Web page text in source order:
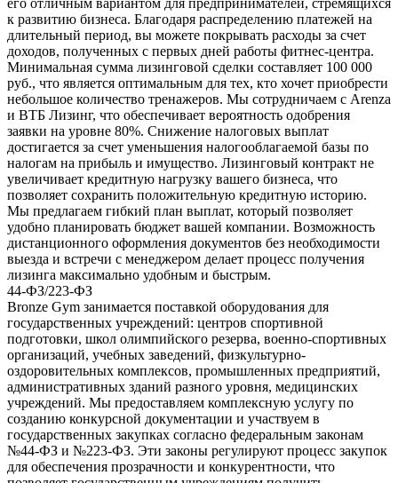
его отличным вариантом для предпринимателей, стремящихся
к развитию бизнеса. Благодаря распределению платежей на
длительный период, вы можете покрывать расходы за счет
доходов, полученных с первых дней работы фитнес-центра.
Минимальная сумма лизинговой сделки составляет 100 000
руб., что является оптимальным для тех, кто хочет приобрести
небольшое количество тренажеров. Мы сотрудничаем с Arenza
и ВТБ Лизинг, что обеспечивает вероятность одобрения
заявки на уровне 80%. Снижение налоговых выплат
достигается за счет уменьшения налогооблагаемой базы по
налогам на прибыль и имущество. Лизинговый контракт не
увеличивает кредитную нагрузку вашего бизнеса, что
позволяет сохранить положительную кредитную историю.
Мы предлагаем гибкий план выплат, который позволяет
удобно планировать бюджет вашей компании. Возможность
дистанционного оформления документов без необходимости
выезда и встречи с менеджером делает процесс получения
лизинга максимально удобным и быстрым.
44-ФЗ/223-ФЗ
Bronze Gym занимается поставкой оборудования для
государственных учреждений: центров спортивной
подготовки, школ олимпийского резерва, военно-спортивных
организаций, учебных заведений, физкультурно-
оздоровительных комплексов, промышленных предприятий,
административных зданий разного уровня, медицинских
учреждений. Мы предоставляем комплексную услугу по
созданию конкурсной документации и участвуем в
государственных закупках согласно федеральным законам
№44-ФЗ и №223-ФЗ. Эти законы регулируют процесс закупок
для обеспечения прозрачности и конкурентности, что